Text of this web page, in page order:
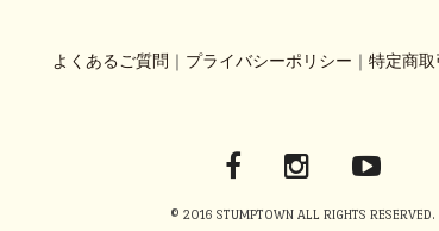
よくあるご質問 プライバシーポリシー 特定商取
© 2016 STUMPTOWN ALL RIGHTS RESERVED.